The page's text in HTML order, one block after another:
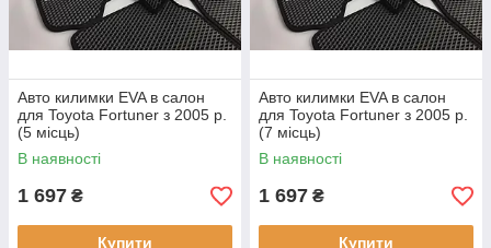
Авто килимки EVA в салон
для Toyota Fortuner з 2005 р.
(5 місць)
В наявності
1 697 ₴
Купити
Авто килимки EVA в салон
для Toyota Fortuner з 2005 р.
(7 місць)
В наявності
1 697 ₴
Купити